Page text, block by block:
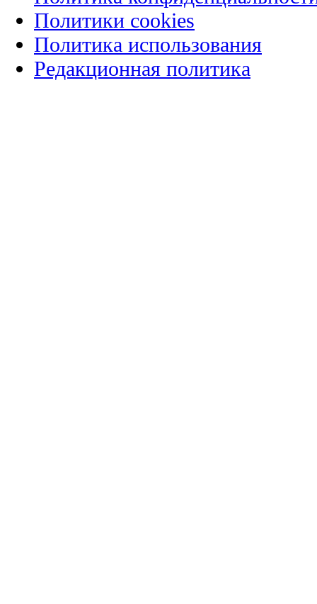
Политики cookies
Политика использования
Редакционная политика